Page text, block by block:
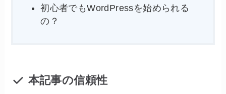
初心者でもWordPressを始められる
の？
本記事の信頼性